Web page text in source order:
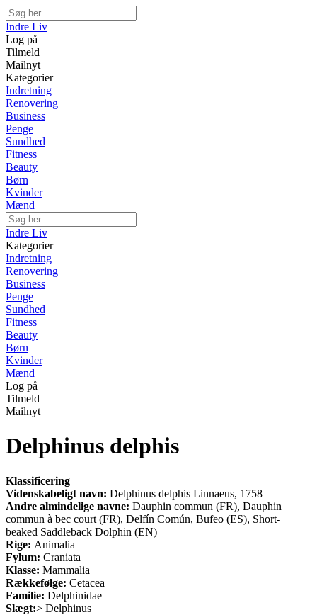
Indre Liv
Log på
Tilmeld
Mailnyt
Kategorier
Indretning
Renovering
Business
Penge
Sundhed
Fitness
Beauty
Børn
Kvinder
Mænd
Indre Liv
Kategorier
Indretning
Renovering
Business
Penge
Sundhed
Fitness
Beauty
Børn
Kvinder
Mænd
Log på
Tilmeld
Mailnyt
Delphinus delphis
Klassificering
Videnskabeligt navn: Delphinus delphis Linnaeus, 1758
Andre almindelige navne: Dauphin commun (FR), Dauphin
commun à bec court (FR), Delfín Común, Bufeo (ES), Short-
beaked Saddleback Dolphin (EN)
Rige: Animalia
Fylum: Craniata
Klasse: Mammalia
Rækkefølge: Cetacea
Familie: Delphinidae
Slægt:> Delphinus